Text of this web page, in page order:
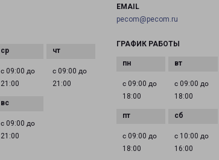
с 09:00 до
21:00
с 09:00 до
21:00
с 09:00 до
21:00
EMAIL
pecom@pecom.ru
ГРАФИК РАБОТЫ
с 09:00 до
18:00
с 09:00 до
18:00
с 09:00 до
18:00
с 10:00 до
16:00